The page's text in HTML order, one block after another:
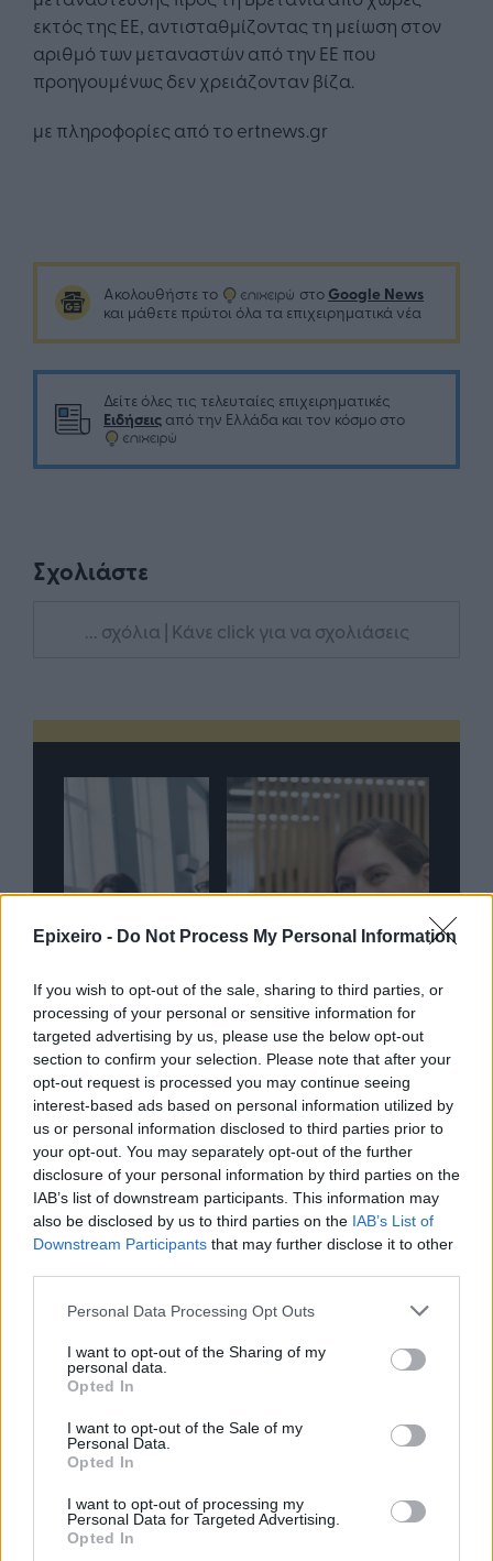
Epixeiro - Do Not Process My Personal Information
If you wish to opt-out of the sale, sharing to third parties, or
processing of your personal or sensitive information for
targeted advertising by us, please use the below opt-out
section to confirm your selection. Please note that after your
opt-out request is processed you may continue seeing
interest-based ads based on personal information utilized by
us or personal information disclosed to third parties prior to
your opt-out. You may separately opt-out of the further
disclosure of your personal information by third parties on the
IAB’s list of downstream participants. This information may
also be disclosed by us to third parties on the IAB’s List of
Downstream Participants that may further disclose it to other
Personal Data Processing Opt Outs
I want to opt-out of the Sharing of my
personal data.
Opted In
I want to opt-out of the Sale of my
Personal Data.
Opted In
I want to opt-out of processing my
Personal Data for Targeted Advertising.
Opted In
εκτός της ΕΕ, αντισταθμίζοντας τη μείωση στον
αριθμό των μεταναστών από την ΕΕ που
προηγουμένως δεν χρειάζονταν βίζα.
με πληροφορίες από το ertnews.gr
Ακολουθήστε το στο Google News
και μάθετε πρώτοι όλα τα επιχειρηματικά νέα
Δείτε όλες τις τελευταίες επιχειρηματικές
Ειδήσεις από την Ελλάδα και τον κόσμο στο
Σχολιάστε
... σχόλια | Κάνε click για να σχολιάσεις
TP Greece: Πώς διαμορφώνεται το
μέλλον του Insurance στην εποχή του AI
Η
Δικαιοσύνη κατά της OpenAI για
φερόμενη υπεξαίρεση εμπορικών